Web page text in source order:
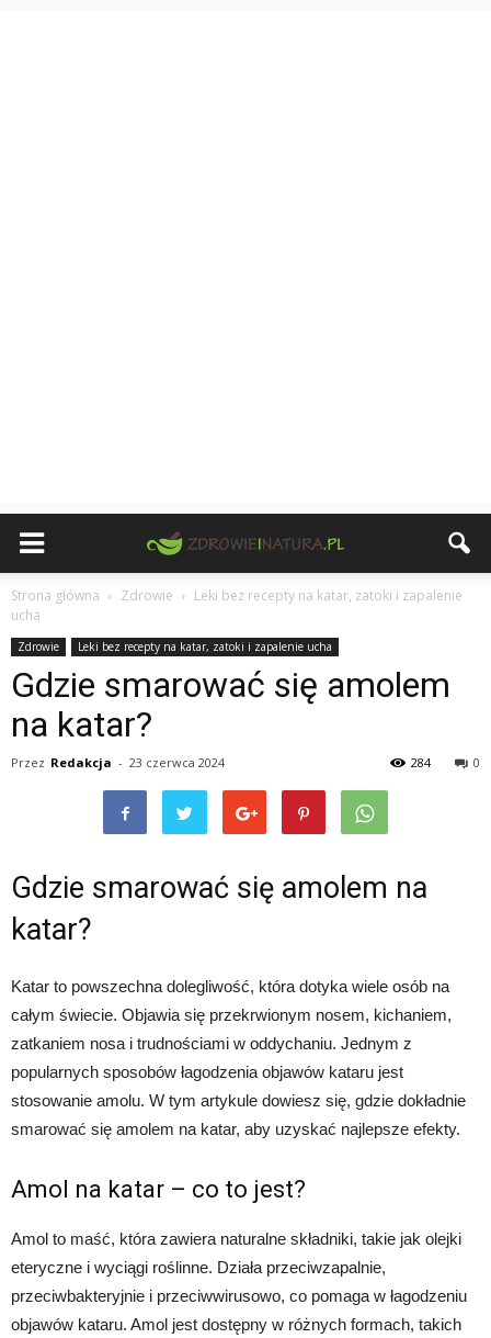
Strona główna Zdrowie
Leki bez recepty na katar, zatoki i zapalenie
ucha
Zdrowie Leki bez recepty na katar, zatoki i zapalenie ucha
Gdzie smarować się amolem
na katar?
Przez Redakcja - 23 czerwca 2024 0
284
Gdzie smarować się amolem na
katar?
Katar to powszechna dolegliwość, która dotyka wiele osób na
całym świecie. Objawia się przekrwionym nosem, kichaniem,
zatkaniem nosa i trudnościami w oddychaniu. Jednym z
popularnych sposobów łagodzenia objawów kataru jest
stosowanie amolu. W tym artykule dowiesz się, gdzie dokładnie
smarować się amolem na katar, aby uzyskać najlepsze efekty.
Amol na katar – co to jest?
Amol to maść, która zawiera naturalne składniki, takie jak olejki
eteryczne i wyciągi roślinne. Działa przeciwzapalnie,
przeciwbakteryjnie i przeciwwirusowo, co pomaga w łagodzeniu
objawów kataru. Amol jest dostępny w różnych formach, takich